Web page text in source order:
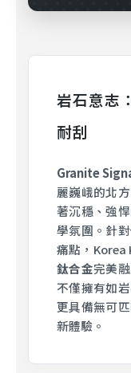
岩石意志
耐刮
Granite
麗巍峨的北
著沉穩、強
學氛圍。針
痛點，Korea
鈦合金完美
不僅擁有如
更具備無可
新體驗。